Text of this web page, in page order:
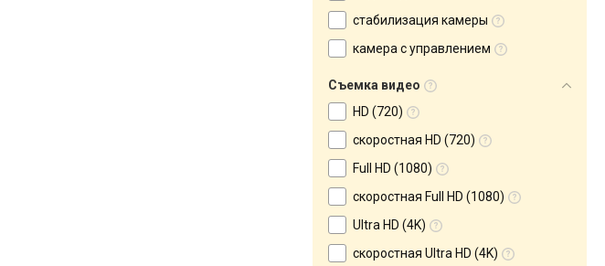
cтабилизация камеры
камера с управлением
Съемка видео
HD (720)
скоростная HD (720)
Full HD (1080)
скоростная Full HD (1080)
Ultra HD (4K)
скоростная Ultra HD (4K)